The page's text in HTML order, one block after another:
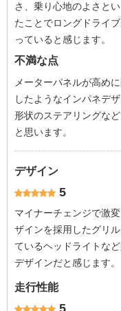
さ、乗り心地のよさと
たことでロングドライ
っていると感じます。
不満な点
メーターパネルが高め
したようなインパネデ
形状のステアリングな
と思います。
デザイン
5
マイナーチェンジで激
ザインを採用したグリ
ているヘッドライトな
デザインだと感じます。
走行性能
5